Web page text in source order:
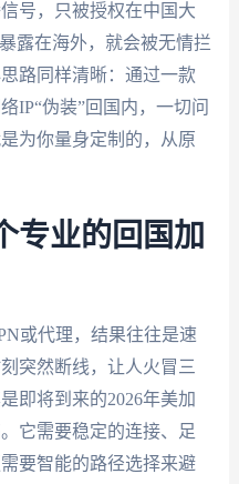
号，只被授权在中国大
露在海外，就会被无情拦
路同样清晰：通过一款
IP“伪装”回国内，一切问
为你量身定制的，从原
专业的回国加
或代理，结果往往是速
突然断线，让人火冒三
即将到来的2026年美加
它需要稳定的连接、足
要智能的路径选择来避